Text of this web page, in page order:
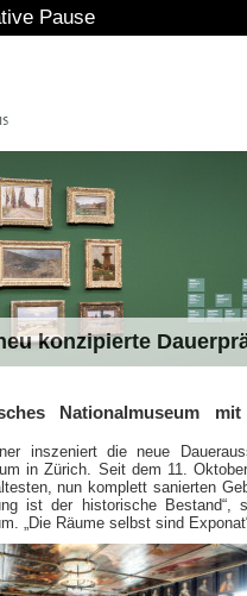
konzipierte
Nationalmuseum
inszeniert die neue
in Zürich. Seit dem 11.
nun komplett sanierten
ist der historische
„Die Räume selbst sind